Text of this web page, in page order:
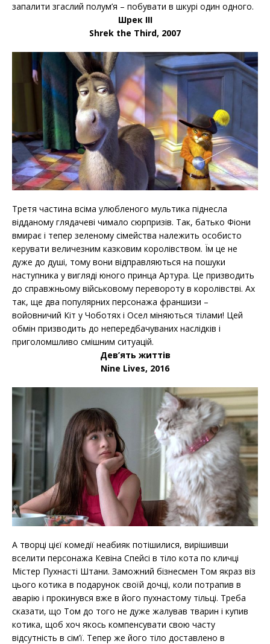
запалити згаслий полум’я – побувати в шкурі один одного.
Шрек III
Shrek the Third, 2007
Третя частина всіма улюбленого мультика піднесла
відданому глядачеві чимало сюрпризів. Так, батько Фіони
вмирає і тепер зеленому сімейства належить особисто
керувати величезним казковим королівством. Їм це не
дуже до душі, тому вони відправляються на пошуки
наступника у вигляді юного принца Артура. Це призводить
до справжньому військовому перевороту в королівстві. Ах
так, ще два популярних персонажа франшизи –
войовничий Кіт у Чоботях і Осел міняються тілами! Цей
обмін призводить до непередбачуваних наслідків і
приголомшливо смішним ситуацій.
Дев’ять життів
Nine Lives, 2016
А творці цієї комедії неабияк потішилися, вирішивши
вселити персонажа Кевіна Спейсі в тіло кота по кличці
Містер Пухнасті Штани. Заможний бізнесмен Том якраз віз
цього котика в подарунок своїй дочці, коли потрапив в
аварію і прокинувся вже в його пухнастому тільці. Треба
сказати, що Том до того не дуже жалував тварин і купив
котика, щоб хоч якось компенсувати свою часту
відсутність в сім’ї. Тепер же його тіло доставлено в